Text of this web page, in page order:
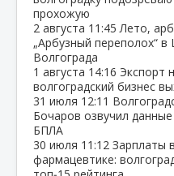
прохожую
2 августа 11:45 Лето,
„Арбузный переполох“
Волгограда
1 августа 14:16 Экспорт
волгоградский бизнес
31 июля 12:11
Бочаров озвучил
БПЛА
30 июля 11:12 Зарплаты
фармацевтике: